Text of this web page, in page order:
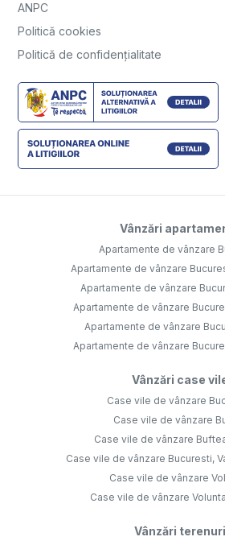
ANPC
Politică cookies
Politică de confidențialitate
Vânzări
Apartamente de vânzare
Apartamente de vânzare
Apartamente de vânzare
Apartamente de vânzare
Apartamente de vânzare
Apartamente de vânzare
Vânzări case
Case vile de vânzare
Case vile de vânzare
Case vile de vânzare
Case vile de vânzare Bucuresti,
Case vile de vânzare
Case vile de vânzare
Vânzări terenuri